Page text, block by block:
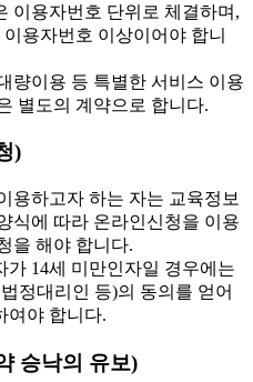
이용자번호 단위로 체결하며,
용자번호 이상이어야 합니
량이용 등 특별한 서비스 이용
별도의 계약으로 합니다.
)
용하고자 하는 자는 교육정보
식에 따라 온라인신청을 이용
을 해야 합니다.
14세 미만인자일 경우에는
정대리인 등)의 동의를 얻어
여야 합니다.
승낙의 유보)